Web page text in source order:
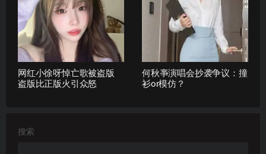
网红小徐呀悼亡歌被盗版
盗版比正版火引众怒
何秋亊演唱会抄袭争议：撞
衫or模仿？
搜索